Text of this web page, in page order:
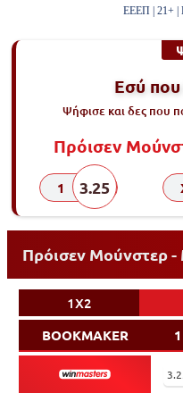
ΕΕΕΠ | 21+
Εσύ
Ψήφισε και δες που
Πρόισεν
1 3.25
Πρόισεν Μούνστερ
1X2
BOOKMAKER
1